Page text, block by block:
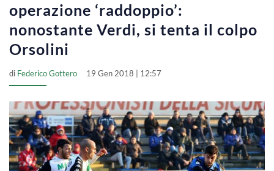
operazione ‘raddoppio’:
nonostante Verdi, si tenta il colpo
Orsolini
di Federico Gottero 19 Gen 2018 | 12:57